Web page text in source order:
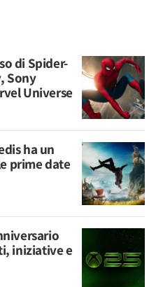
di Spider-
Sony
Universe
ha un
prime date
iniziative e